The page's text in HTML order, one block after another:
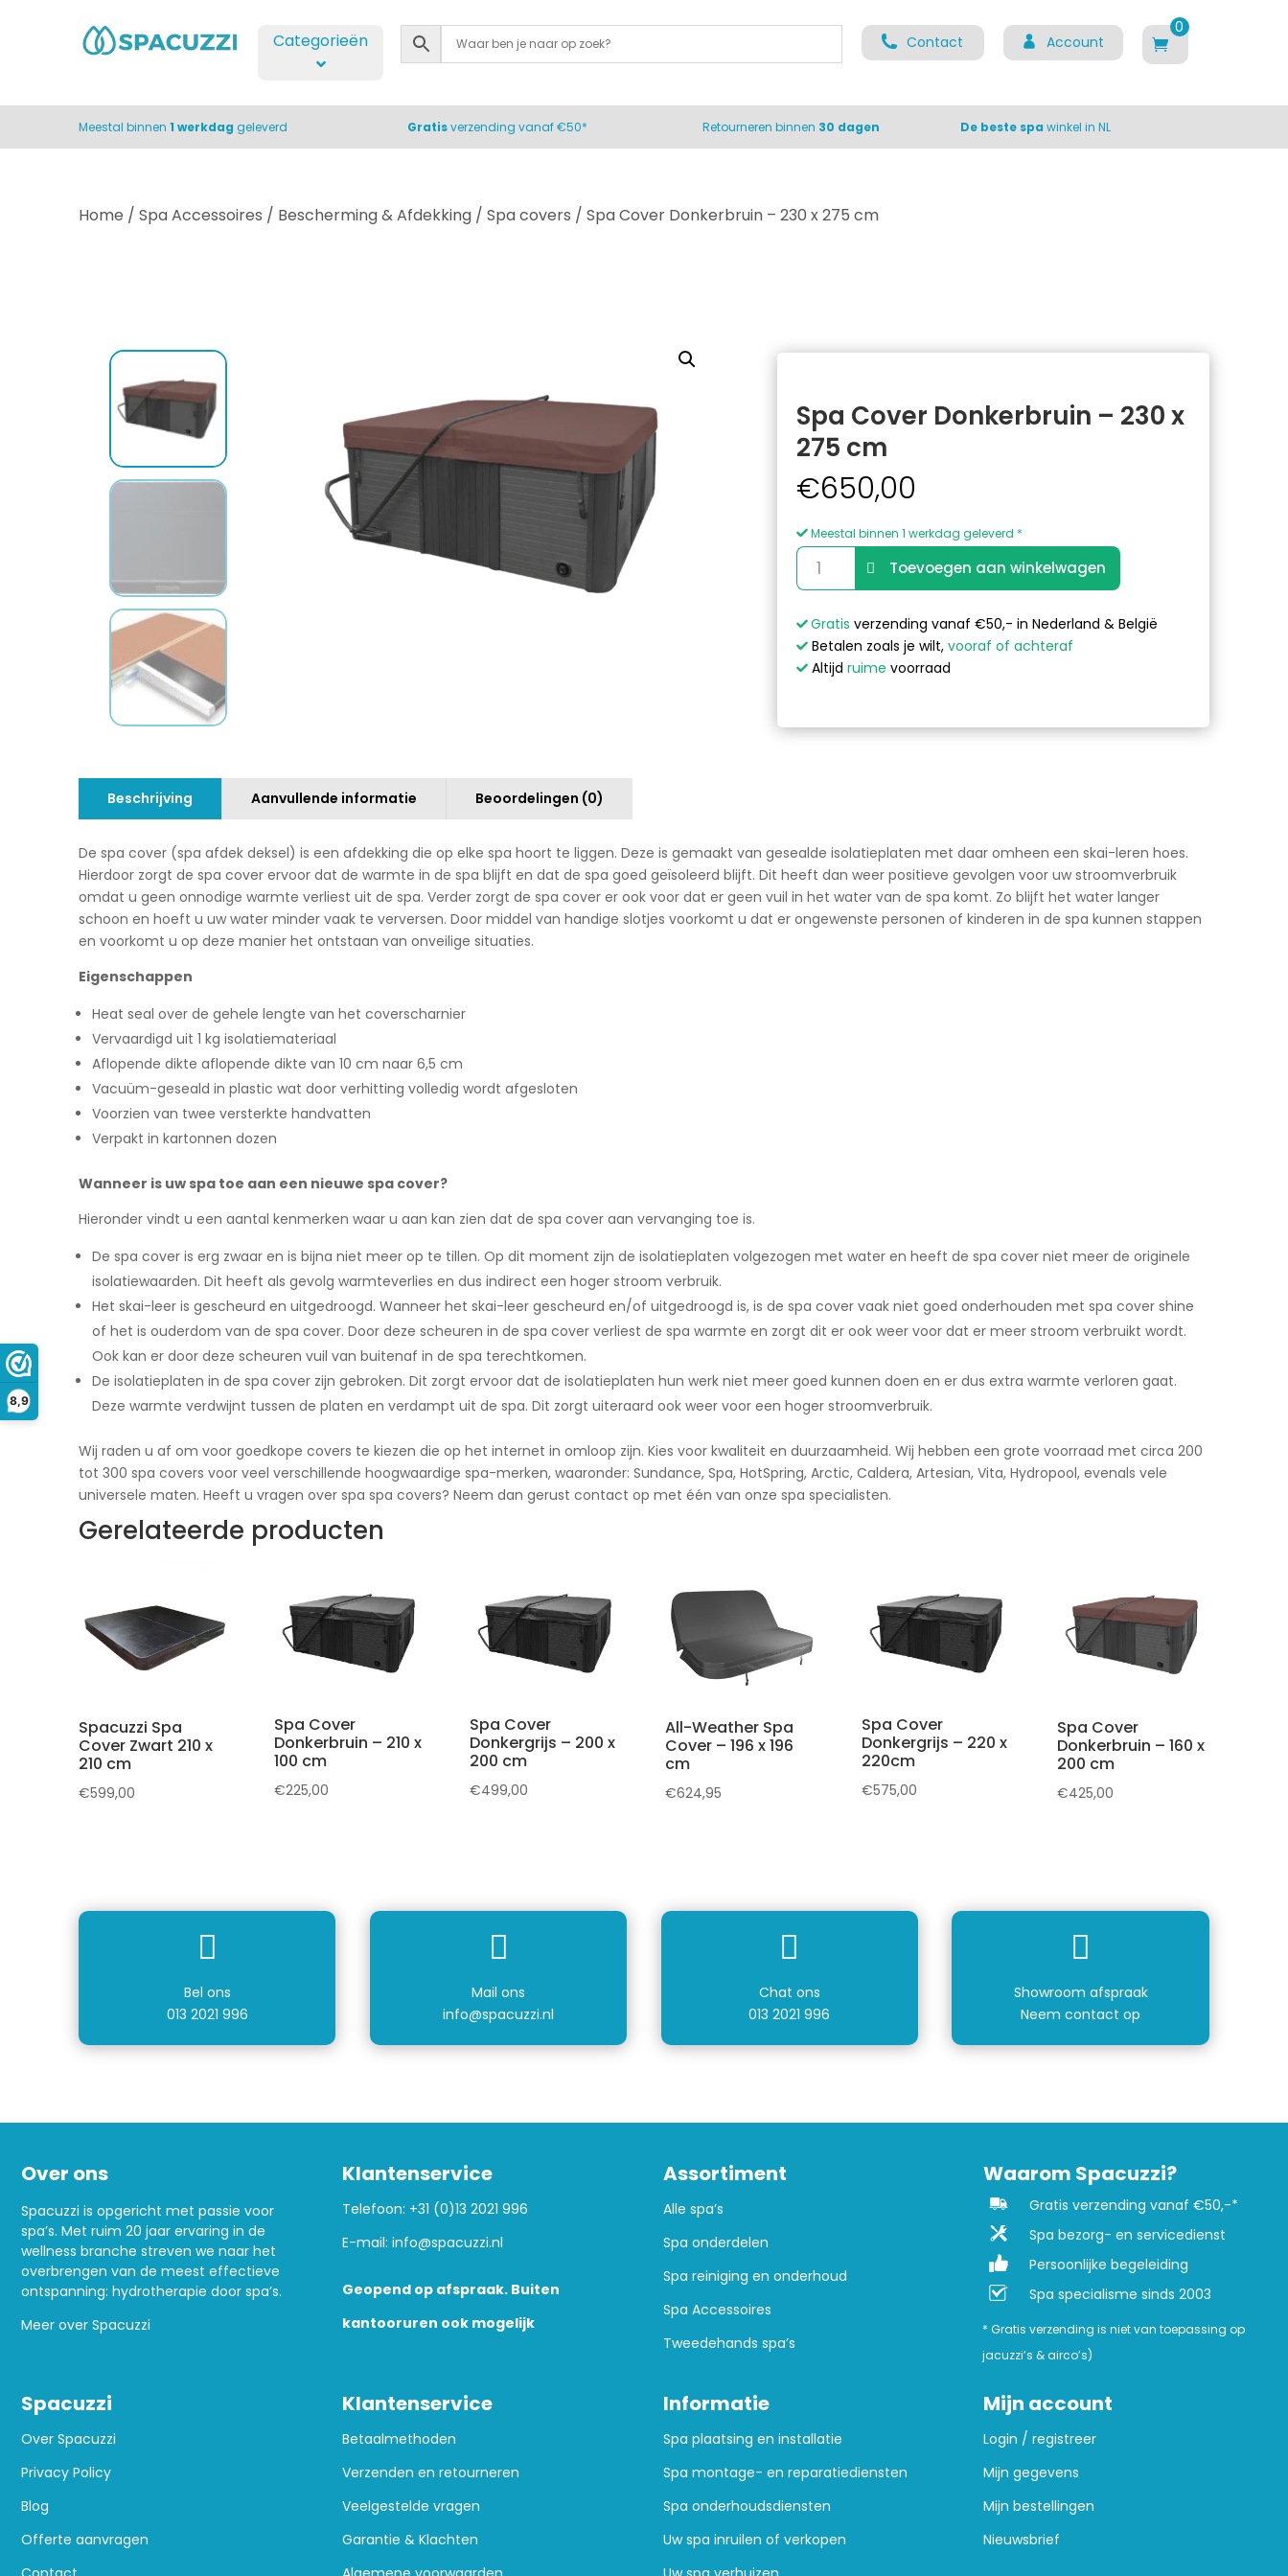
8,9
Categorieën Contact Account
0
m
Meestal binnen 1 werkdag geleverd Gratisverzending vanaf €50* Retourneren binnen 30 dagen De beste spa winkel in NL
Home / Spa Accessoires / Bescherming & Afdekking / Spa covers / Spa Cover Donkerbruin – 230 x 275 cm
Spa Cover Donkerbruin – 230 x
275 cm
€650,00
Meestal binnen 1 werkdag geleverd *
Spa
Cover
-
230
x
aantal
Toevoegen aan winkelwagen
e
i
Gratisverzending vanaf €50,- in Nederland & België
Betalen zoals je wilt, vooraf of achteraf
Altijd ruimevoorraad
Beschrijving Aanvullende informatie Beoordelingen (0)
De spa cover (spa afdek deksel) is een afdekking die op elke spa hoort te liggen. Deze is gemaakt van gesealde isolatieplaten met daar omheen een skai-leren hoes.
Hierdoor zorgt de spa cover ervoor dat de warmte in de spa blijft en dat de spa goed geïsoleerd blijft. Dit heeft dan weer positieve gevolgen voor uw stroomverbruik
omdat u geen onnodige warmte verliest uit de spa. Verder zorgt de spa cover er ook voor dat er geen vuil in het water van de spa komt. Zo blijft het water langer
schoon en hoeft u uw water minder vaak te verversen. Door middel van handige slotjes voorkomt u dat er ongewenste personen of kinderen in de spa kunnen stappen
en voorkomt u op deze manier het ontstaan van onveilige situaties.
Eigenschappen
Heat seal over de gehele lengte van het coverscharnier
Vervaardigd uit 1 kg isolatiemateriaal
Aflopende dikte aflopende dikte van 10 cm naar 6,5 cm
Vacuüm-geseald in plastic wat door verhitting volledig wordt afgesloten
Voorzien van twee versterkte handvatten
Verpakt in kartonnen dozen
Wanneer is uw spa toe aan een nieuwe spa cover?
Hieronder vindt u een aantal kenmerken waar u aan kan zien dat de spa cover aan vervanging toe is.
De spa cover is erg zwaar en is bijna niet meer op te tillen. Op dit moment zijn de isolatieplaten volgezogen met water en heeft de spa cover niet meer de originele
isolatiewaarden. Dit heeft als gevolg warmteverlies en dus indirect een hoger stroom verbruik.
Het skai-leer is gescheurd en uitgedroogd. Wanneer het skai-leer gescheurd en/of uitgedroogd is, is de spa cover vaak niet goed onderhouden met spa cover shine
of het is ouderdom van de spa cover. Door deze scheuren in de spa cover verliest de spa warmte en zorgt dit er ook weer voor dat er meer stroom verbruikt wordt.
Ook kan er door deze scheuren vuil van buitenaf in de spa terechtkomen.
De isolatieplaten in de spa cover zijn gebroken. Dit zorgt ervoor dat de isolatieplaten hun werk niet meer goed kunnen doen en er dus extra warmte verloren gaat.
Deze warmte verdwijnt tussen de platen en verdampt uit de spa. Dit zorgt uiteraard ook weer voor een hoger stroomverbruik.
Wij raden u af om voor goedkope covers te kiezen die op het internet in omloop zijn. Kies voor kwaliteit en duurzaamheid. Wij hebben een grote voorraad met circa 200
tot 300 spa covers voor veel verschillende hoogwaardige spa-merken, waaronder: Sundance, Spa, HotSpring, Arctic, Caldera, Artesian, Vita, Hydropool, evenals vele
universele maten. Heeft u vragen over spa spa covers? Neem dan gerust contact op met één van onze spa specialisten.
Gerelateerde producten
Spacuzzi Spa
Cover Zwart 210 x
210 cm
€599,00
Spa Cover
Donkerbruin – 210 x
100 cm
€225,00
Spa Cover
Donkergrijs – 200 x
200 cm
€499,00
All-Weather Spa
Cover – 196 x 196
cm
€624,95
Spa Cover
Donkergrijs – 220 x
220cm
€575,00
Spa Cover
Donkerbruin – 160 x
200 cm
€425,00

Bel ons
013 2021 996

Mail ons
info@spacuzzi.nl

Chat ons
013 2021 996

Showroom afspraak
Neem contact op
Over ons
Spacuzzi is opgericht met passie voor
spa’s. Met ruim 20 jaar ervaring in de
wellness branche streven we naar het
overbrengen van de meest effectieve
ontspanning: hydrotherapie door spa’s.
Meer over Spacuzzi
Klantenservice
Telefoon: +31 (0)13 2021 996
E-mail: info@spacuzzi.nl
Geopend op afspraak. Buiten
kantooruren ook mogelijk
Assortiment
Alle spa’s
Spa onderdelen
Spa reiniging en onderhoud
Spa Accessoires
Tweedehands spa’s
Waarom Spacuzzi?
Gratis verzending vanaf €50,-*
Spa bezorg- en servicedienst
Persoonlijke begeleiding
Spa specialisme sinds 2003
* Gratis verzending is niet van toepassing op
jacuzzi’s & airco’s)
Spacuzzi
Over Spacuzzi
Privacy Policy
Blog
Offerte aanvragen
Klantenservice
Betaalmethoden
Verzenden en retourneren
Veelgestelde vragen
Garantie & Klachten
Informatie
Spa plaatsing en installatie
Spa montage- en reparatiediensten
Spa onderhoudsdiensten
Uw spa inruilen of verkopen
Mijn account
Login / registreer
Mijn gegevens
Mijn bestellingen
Nieuwsbrief